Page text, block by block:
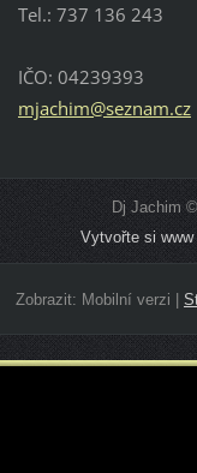
Tel.: 737 136 243
IČO: 04239393
mjachim@seznam.cz
Dj Jachim
Vytvořte si
Zobrazit: Mobilní verzi